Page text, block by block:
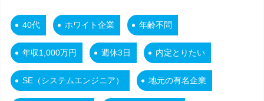
40代 ホワイト企業 年齢不問
年収1,000万円 週休3日 内定とりたい
SE（システムエンジニア） 地元の有名企業